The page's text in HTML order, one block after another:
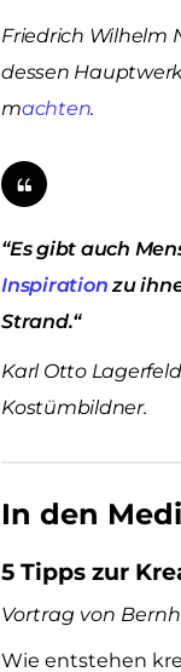
Friedrich Wilhelm
dessen
machten.
“Es gibt auch
Inspiration zu
Strand.“
Karl Otto
Kostümbildner.
In den
5 Tipps zur
Vortrag von
Wie entstehen